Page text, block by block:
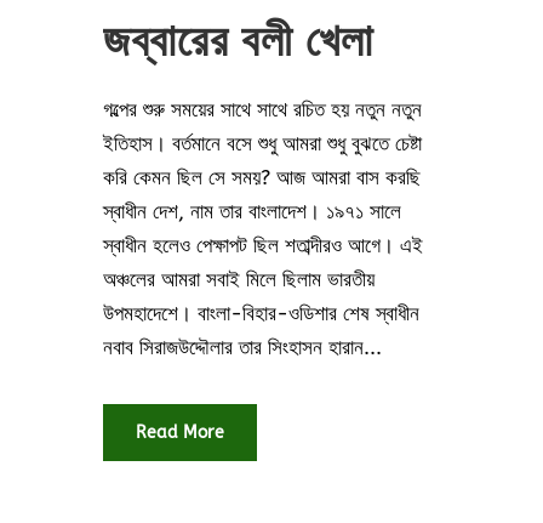
জব্বারের বলী খেলা
গল্পের শুরু সময়ের সাথে সাথে রচিত হয় নতুন নতুন
ইতিহাস। বর্তমানে বসে শুধু আমরা শুধু বুঝতে চেষ্টা
করি কেমন ছিল সে সময়? আজ আমরা বাস করছি
স্বাধীন দেশ, নাম তার বাংলাদেশ। ১৯৭১ সালে
স্বাধীন হলেও পেক্ষাপট ছিল শতাব্দীরও আগে। এই
অঞ্চলের আমরা সবাই মিলে ছিলাম ভারতীয়
উপমহাদেশে। বাংলা-বিহার-ওডিশার শেষ স্বাধীন
নবাব সিরাজউদ্দৌলার তার সিংহাসন হারান...
Read More